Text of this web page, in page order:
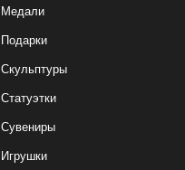
Медали
Подарки
Скульптуры
Статуэтки
Сувениры
Игрушки